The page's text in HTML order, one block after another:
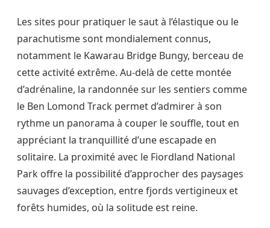
Les sites pour pratiquer le saut à l’élastique ou le
parachutisme sont mondialement connus,
notamment le Kawarau Bridge Bungy, berceau de
cette activité extrême. Au-delà de cette montée
d’adrénaline, la randonnée sur les sentiers comme
le Ben Lomond Track permet d’admirer à son
rythme un panorama à couper le souffle, tout en
appréciant la tranquillité d’une escapade en
solitaire. La proximité avec le Fiordland National
Park offre la possibilité d’approcher des paysages
sauvages d’exception, entre fjords vertigineux et
forêts humides, où la solitude est reine.